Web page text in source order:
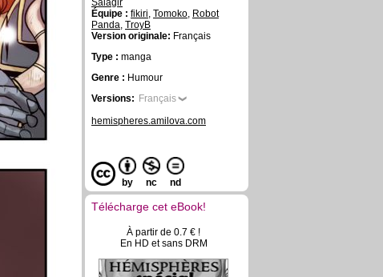
Salagir
Équipe : fikiri, Tomoko, Robot
Panda, TroyB
Version originale: Français
Type : manga
Genre : Humour
Versions: Français
hemispheres.amilova.com
by nc nd
Télécharge cet eBook!
À partir de 0.7 € !
En HD et sans DRM